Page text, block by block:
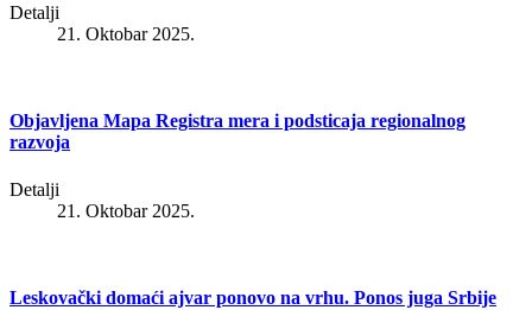
Detalji
21. Oktobar 2025.
Objavlјena Mapa Registra mera i podsticaja regionalnog
razvoja
Detalji
21. Oktobar 2025.
Leskovački domaći ajvar ponovo na vrhu. Ponos juga Srbije